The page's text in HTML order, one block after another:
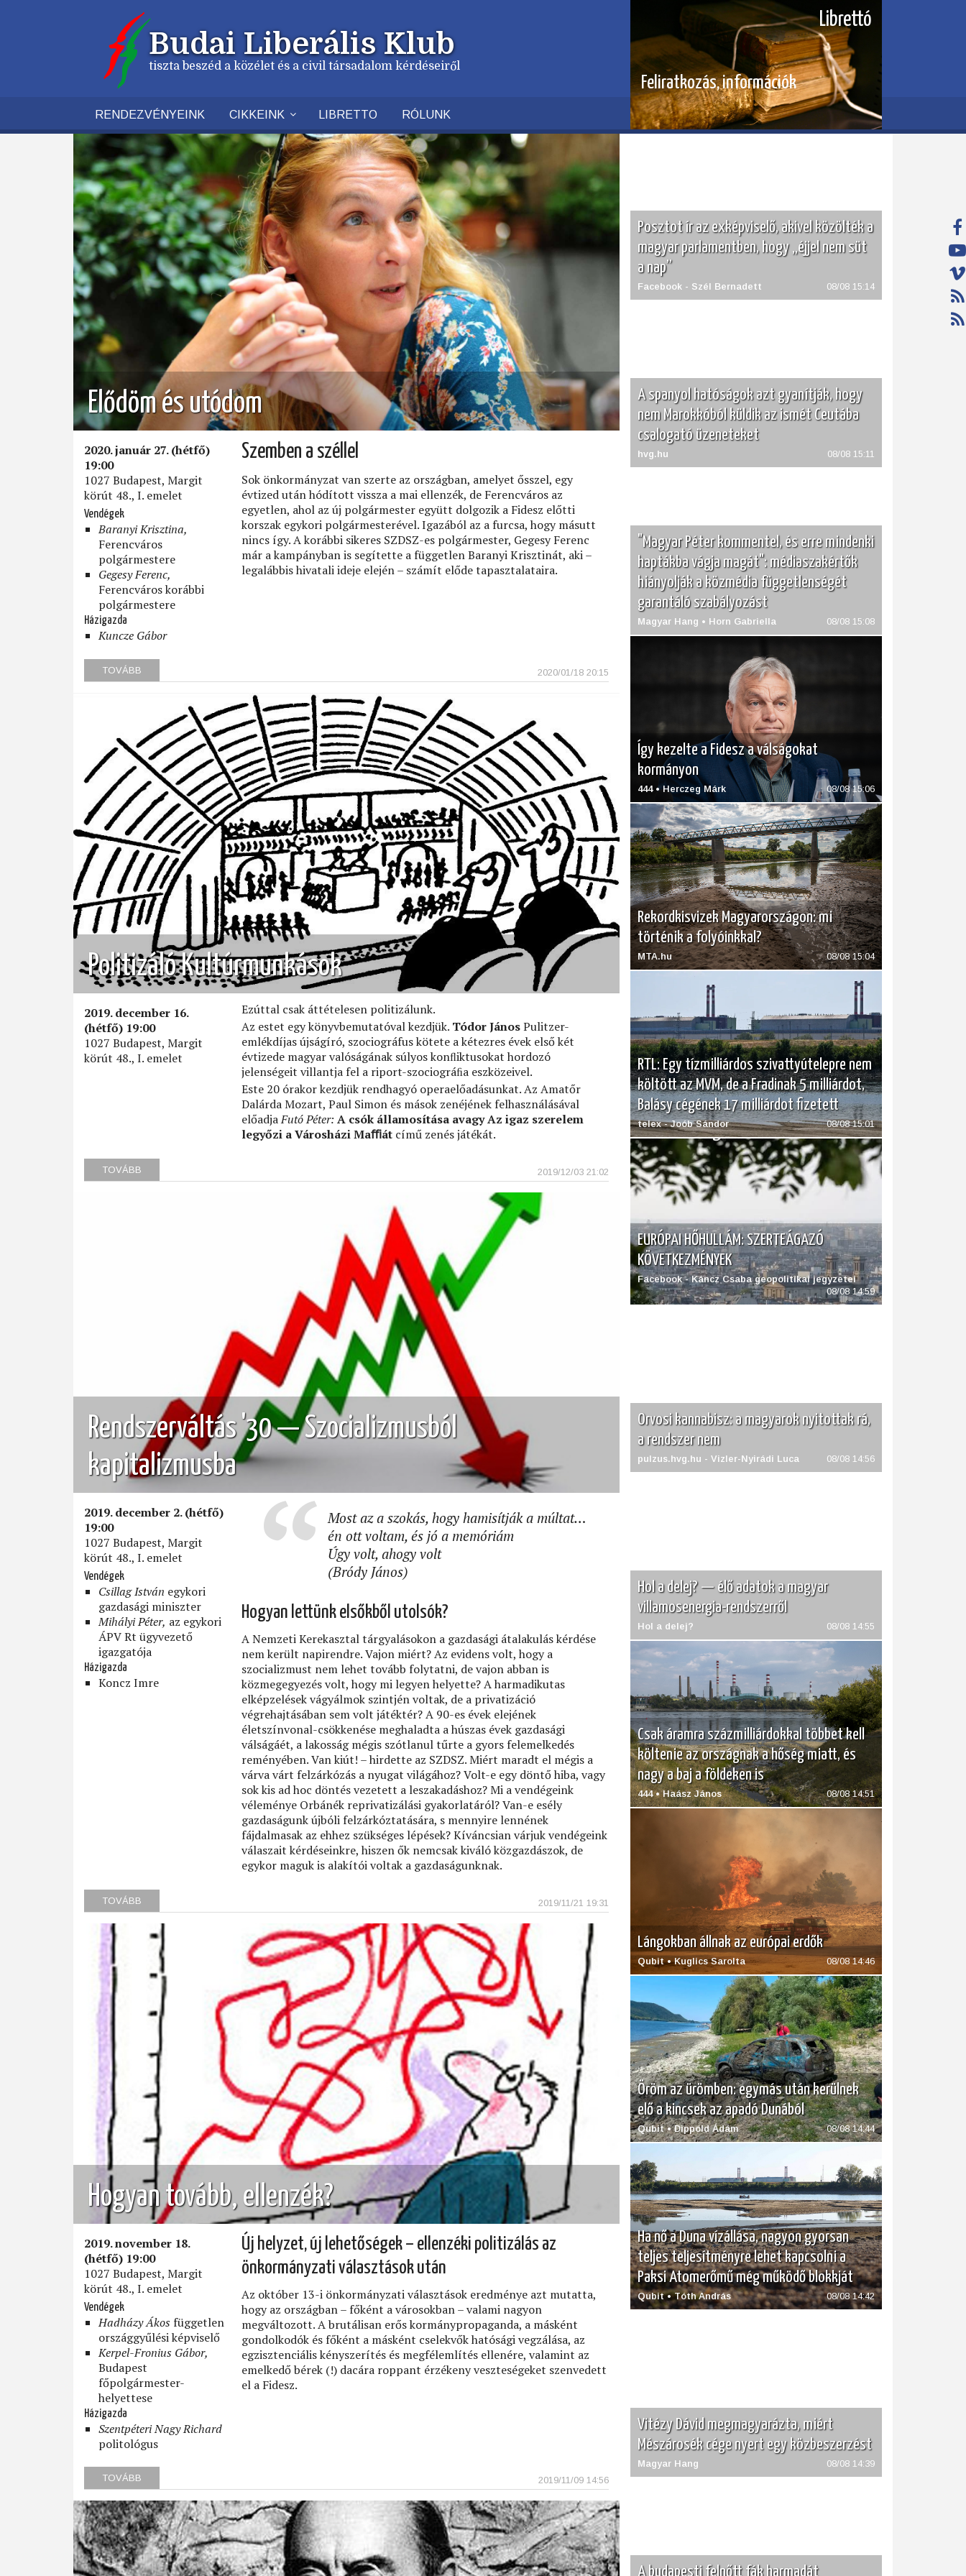
Budai Liberális Klub
tiszta beszéd a közélet és a civil társadalom kérdéseiről
Librettó
Feliratkozás, információk
RENDEZVÉNYEINK CIKKEINK LIBRETTO RÓLUNK
Elődöm és utódom
2020. január 27. (hétfő)
19:00
1027 Budapest, Margit
körút 48., I. emelet
Vendégek
Baranyi Krisztina,
Ferencváros
polgármestere
Gegesy Ferenc,
Ferencváros korábbi
polgármestere
Házigazda
Kuncze Gábor
Szemben a széllel
Sok önkormányzat van szerte az országban, amelyet ősszel, egy
évtized után hódított vissza a mai ellenzék, de Ferencváros az
egyetlen, ahol az új polgármester együtt dolgozik a Fidesz előtti
korszak egykori polgármesterével. Igazából az a furcsa, hogy másutt
nincs így. A korábbi sikeres SZDSZ-es polgármester, Gegesy Ferenc
már a kampányban is segítette a független Baranyi Krisztinát, aki –
legalábbis hivatali ideje elején – számít előde tapasztalataira.
2020/01/18 20:15
TOVÁBB
ÉS
Politizáló Kultúrmunkások
2019. december 16.
(hétfő) 19:00
1027 Budapest, Margit
körút 48., I. emelet
Ezúttal csak áttételesen politizálunk.
Az estet egy könyvbemutatóval kezdjük. Tódor JánosPulitzer-
emlékdíjas újságíró, szociográfus kötete a kétezres évek első két
évtizede magyar valóságának súlyos konﬂiktusokat hordozó
jelenségeit villantja fel a riport-szociográﬁa eszközeivel.
Este 20 órakor kezdjük rendhagyó operaelőadásunkat. Az Amatőr
Dalárda Mozart, Paul Simon és mások zenéjének felhasználásával
előadjaFutó Péter: A csók államosítása avagy Az igaz szerelem
legyőzi a Városházi Maﬃát című zenés játékát.
2019/12/03 21:02
TOVÁBB
KULTÚRMUNKÁSOK)
Rendszerváltás '30 — Szocializmusból
kapitalizmusba
2019. december 2. (hétfő)
19:00
1027 Budapest, Margit
körút 48., I. emelet
Vendégek
Csillag István egykori
gazdasági miniszter
Mihályi Péter, az egykori
ÁPV Rt ügyvezető
igazgatója
Házigazda
Koncz Imre
Most az a szokás, hogy hamisítják a múltat…
én ott voltam, és jó a memóriám
Úgy volt, ahogy volt
(Bródy János)
Hogyan lettünk elsőkből utolsók?
A Nemzeti Kerekasztal tárgyalásokon a gazdasági átalakulás kérdése
nem került napirendre. Vajon miért? Az evidens volt, hogy a
szocializmust nem lehet tovább folytatni, de vajon abban is
közmegegyezés volt, hogy mi legyen helyette? A harmadikutas
elképzelések vágyálmok szintjén voltak, de a privatizáció
végrehajtásában sem volt játéktér? A 90-es évek elejének
életszínvonal-csökkenése meghaladta a húszas évek gazdasági
válságáét, a lakosság mégis szótlanul tűrte a gyors felemelkedés
reményében. Van kiút! – hirdette az SZDSZ. Miért maradt el mégis a
várva várt felzárkózás a nyugat világához? Volt-e egy döntő hiba, vagy
sok kis ad hoc döntés vezetett a leszakadáshoz? Mi a vendégeink
véleménye Orbánék reprivatizálási gyakorlatáról? Van-e esély
gazdaságunk újbóli felzárkóztatására, s mennyire lennének
fájdalmasak az ehhez szükséges lépések? Kíváncsian várjuk vendégeink
válaszait kérdéseinkre, hiszen ők nemcsak kiváló közgazdászok, de
egykor maguk is alakítói voltak a gazdaságunknak.
2019/11/21 19:31
TOVÁBB
'30
SZOCIALIZMUSBÓL
KAPITALIZMUSBA)
Hogyan tovább, ellenzék?
2019. november 18.
(hétfő) 19:00
1027 Budapest, Margit
körút 48., I. emelet
Vendégek
Hadházy Ákos független
országgyűlési képviselő
Kerpel-Fronius Gábor,
Budapest
főpolgármester-
helyettese
Házigazda
Szentpéteri Nagy Richard
politológus
Új helyzet, új lehetőségek – ellenzéki politizálás az
önkormányzati választások után
Az október 13-i önkormányzati választások eredménye azt mutatta,
hogy az országban – főként a városokban – valami nagyon
megváltozott. A brutálisan erős kormánypropaganda, a másként
gondolkodók és főként a másként cselekvők hatósági vegzálása, az
egzisztenciális kényszerítés és megfélemlítés ellenére, valamint az
emelkedő bérek (!) dacára roppant érzékeny veszteségeket szenvedett
el a Fidesz.
2019/11/09 14:56
TOVÁBB
TOVÁBB,
ELLENZÉK?)
Posztot ír az exképviselő, akivel közölték a
magyar parlamentben, hogy „éjjel nem süt
a nap”
Facebook - Szél Bernadett 08/08 15:14
A spanyol hatóságok azt gyanítják, hogy
nem Marokkóból küldik az ismét Ceutába
csalogató üzeneteket
hvg.hu 08/08 15:11
"Magyar Péter kommentel, és erre mindenki
haptákba vágja magát": médiaszakértők
hiányolják a közmédia függetlenségét
garantáló szabályozást
Magyar Hang • Horn Gabriella 08/08 15:08
Így kezelte a Fidesz a válságokat
kormányon
444 • Herczeg Márk 08/08 15:06
Rekordkisvizek Magyarországon: mi
történik a folyóinkkal?
MTA.hu 08/08 15:04
RTL: Egy tízmilliárdos szivattyútelepre nem
költött az MVM, de a Fradinak 5 milliárdot,
Balásy cégének 17 milliárdot fizetett
telex - Joób Sándor 08/08 15:01
EURÓPAI HŐHULLÁM: SZERTEÁGAZÓ
KÖVETKEZMÉNYEK
Facebook - Káncz Csaba geopolitikai jegyzetei
08/08 14:59
Orvosi kannabisz: a magyarok nyitottak rá,
a rendszer nem
pulzus.hvg.hu - Vizler-Nyirádi Luca 08/08 14:56
Hol a delej? — élő adatok a magyar
villamosenergia-rendszerről
Hol a delej? 08/08 14:55
Csak áramra százmilliárdokkal többet kell
költenie az országnak a hőség miatt, és
nagy a baj a földeken is
444 • Haász János 08/08 14:51
Lángokban állnak az európai erdők
Qubit • Kuglics Sarolta 08/08 14:46
Öröm az ürömben: egymás után kerülnek
elő a kincsek az apadó Dunából
Qubit • Dippold Ádám 08/08 14:44
Ha nő a Duna vízállása, nagyon gyorsan
teljes teljesítményre lehet kapcsolni a
Paksi Atomerőmű még működő blokkját
Qubit • Tóth András 08/08 14:42
Vitézy Dávid megmagyarázta, miért
Mészárosék cége nyert egy közbeszerzést
Magyar Hang 08/08 14:39
A budapesti felnőtt fák harmadát